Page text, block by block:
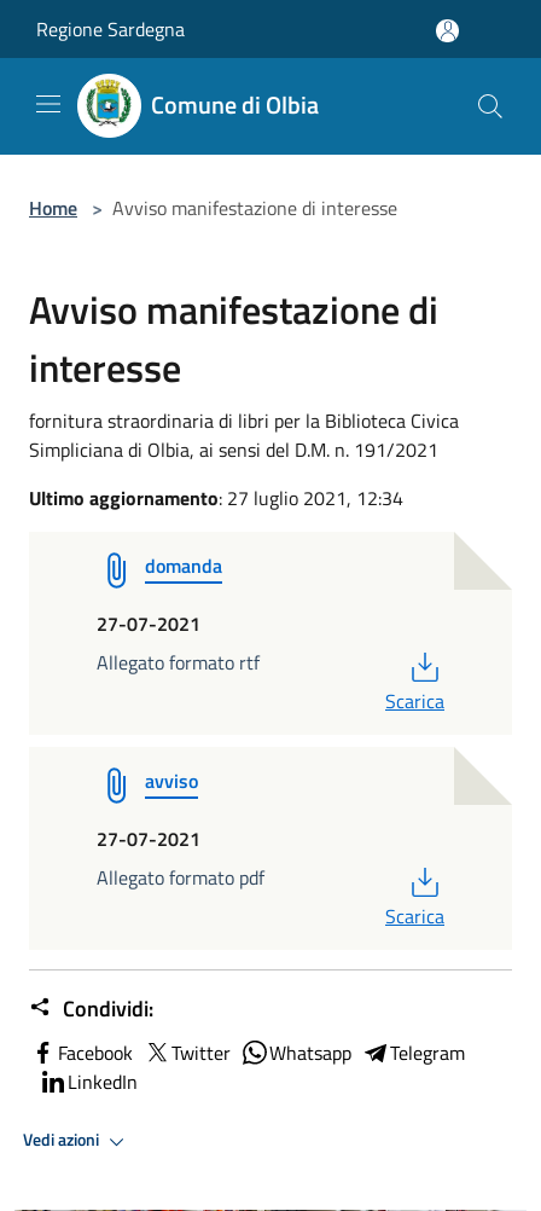
Regione Sardegna
Comune di Olbia
Home > Avviso manifestazione di interesse
Avviso manifestazione di
interesse
fornitura straordinaria di libri per la Biblioteca Civica
Simpliciana di Olbia, ai sensi del D.M. n. 191/2021
Ultimo aggiornamento: 27 luglio 2021, 12:34
domanda
27-07-2021
Allegato formato rtf
Scarica
avviso
27-07-2021
Allegato formato pdf
Scarica
Condividi:
Facebook Twitter Whatsapp
Telegram
LinkedIn
Vedi azioni